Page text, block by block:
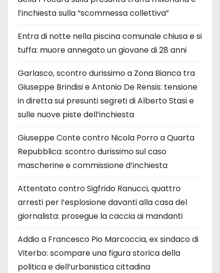
l’inchiesta sulla “scommessa collettiva”
Entra di notte nella piscina comunale chiusa e si
tuffa: muore annegato un giovane di 28 anni
Garlasco, scontro durissimo a Zona Bianca tra
Giuseppe Brindisi e Antonio De Rensis: tensione
in diretta sui presunti segreti di Alberto Stasi e
sulle nuove piste dell’inchiesta
Giuseppe Conte contro Nicola Porro a Quarta
Repubblica: scontro durissimo sul caso
mascherine e commissione d’inchiesta
Attentato contro Sigfrido Ranucci, quattro
arresti per l’esplosione davanti alla casa del
giornalista: prosegue la caccia ai mandanti
Addio a Francesco Pio Marcoccia, ex sindaco di
Viterbo: scompare una figura storica della
politica e dell’urbanistica cittadina